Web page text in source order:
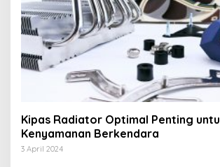
Kipas Radiator Optimal Penting
Kenyamanan Berkendara
3 April 2024